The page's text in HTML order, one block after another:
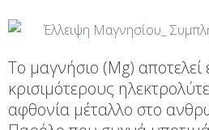
Το μαγνήσιο (Mg)
κρισιμότερους
αφθονία μέταλλο στο